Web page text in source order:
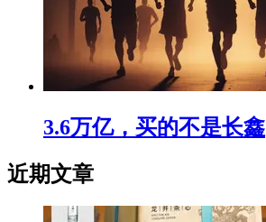
3.6万亿，买的不是长鑫
近期文章